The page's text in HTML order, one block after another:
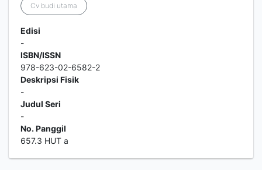
Cv budi utama
Edisi
-
ISBN/ISSN
978-623-02-6582-2
Deskripsi Fisik
-
Judul Seri
-
No. Panggil
657.3 HUT a